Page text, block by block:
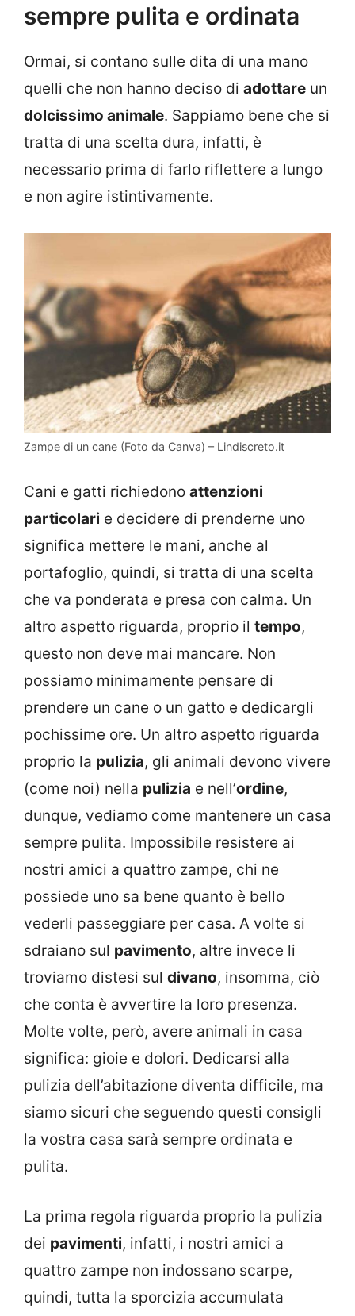
sempre pulita e ordinata
Ormai, si contano sulle dita di una mano
quelli che non hanno deciso di adottare un
dolcissimo animale. Sappiamo bene che si
tratta di una scelta dura, infatti, è
necessario prima di farlo riflettere a lungo
e non agire istintivamente.
Zampe di un cane (Foto da Canva) – Lindiscreto.it
Cani e gatti richiedono attenzioni
particolari e decidere di prenderne uno
significa mettere le mani, anche al
portafoglio, quindi, si tratta di una scelta
che va ponderata e presa con calma. Un
altro aspetto riguarda, proprio il tempo,
questo non deve mai mancare. Non
possiamo minimamente pensare di
prendere un cane o un gatto e dedicargli
pochissime ore. Un altro aspetto riguarda
proprio la pulizia, gli animali devono vivere
(come noi) nella pulizia e nell’ordine,
dunque, vediamo come mantenere un casa
sempre pulita. Impossibile resistere ai
nostri amici a quattro zampe, chi ne
possiede uno sa bene quanto è bello
vederli passeggiare per casa. A volte si
sdraiano sul pavimento, altre invece li
troviamo distesi sul divano, insomma, ciò
che conta è avvertire la loro presenza.
Molte volte, però, avere animali in casa
significa: gioie e dolori. Dedicarsi alla
pulizia dell’abitazione diventa difficile, ma
siamo sicuri che seguendo questi consigli
la vostra casa sarà sempre ordinata e
pulita.
La prima regola riguarda proprio la pulizia
dei pavimenti, infatti, i nostri amici a
quattro zampe non indossano scarpe,
quindi, tutta la sporcizia accumulata